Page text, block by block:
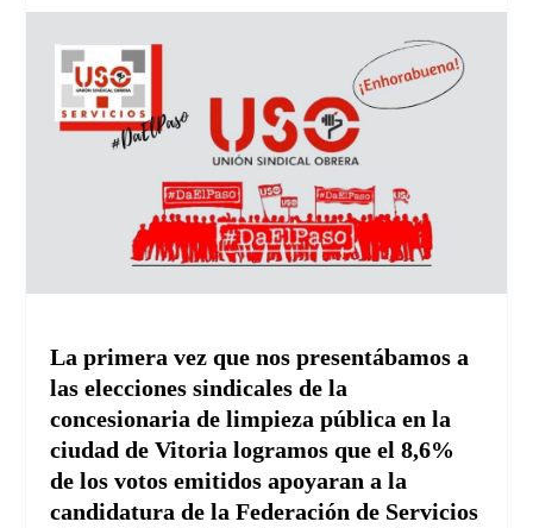
La primera vez que nos presentábamos a
las elecciones sindicales de la
concesionaria de limpieza pública en la
ciudad de Vitoria logramos que el 8,6%
de los votos emitidos apoyaran a la
candidatura de la Federación de Servicios